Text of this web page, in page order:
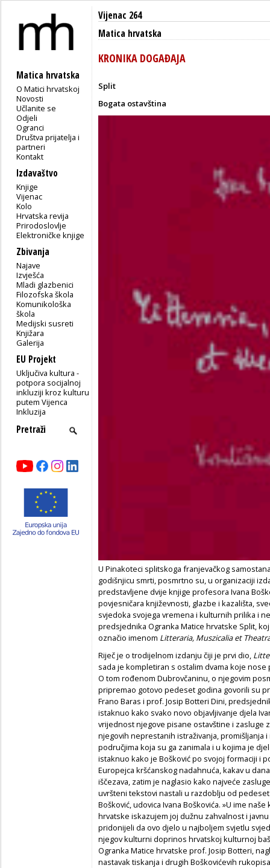
Matica hrvatska
O Matici hrvatskoj
Novosti
Učlanite se
Odjeli
Ogranci
Društva prijatelja i
partneri
Kontakt
Izdavaštvo
Knjige
Vijenac
Kolo
Hrvatska revija
Prirodoslovlje
Elektroničke knjige
Zbivanja
Najave
Izvješća
Mladi glazbenici
Filozofska škola
Komunikološka
škola
Medijski susreti
Knjižara
Galerija
EU Projekt
Uključiva kultura -
potpora socijalnoj
inkluziji kroz kulturu
putem Vijenca
Inkluzija
Vijenac 264
Matica hrvatska
KRONIKA DOGAĐAJA
Split
Bogata ostavština
U Pinakoteci splitskoga franjevačkog
godišnjicu smrti, posmrtno su, u organizaciji
predstavljene dvije knjige profesora Ivana
povjesničara književnosti, glazbe i kazališta,
svjedoka svojega vremena i kulturnih prilika i
predsjednika Ogranka Matice hrvatske Split,
označio imenom Litteraria, Muszicalia et
Riječ je o trodijelnom izdanju čiji je prvi dio,
sada je kompletiran s ostalim dvama koje
O tom rođenom Dubrovčaninu, o njegovim
pripremao gotovo pedeset godina govorili su
Frano Baras i prof. Josip Botteri Dini,
istaknuo kako svako novo objavljivanje djela
vrijednost njegove pisane ostavštine i zasluge
njegovih neprestanih istraživanja, promišljanja
područjima koja su ga zanimala i u kojima je
istaknuo kako je Bošković po svojoj formaciji i
Europejca kršćanskog nadahnuća, kakav u
iščezava, zatim je naglasio kako najveće
uvršteni tekstovi nastali u razdoblju od
Bošković, udovica Ivana Boškovića. »U ime
hrvatske iskazujem joj dužnu zahvalnost i
pridonijeli da ovo djelo u najboljem svjetlu
njegov kulturni doprinos hrvatskoj kulturnoj
Ogranka Matice hrvatske prof. Josip Botteri,
nastavak tiskanja i drugih Boškovićevih